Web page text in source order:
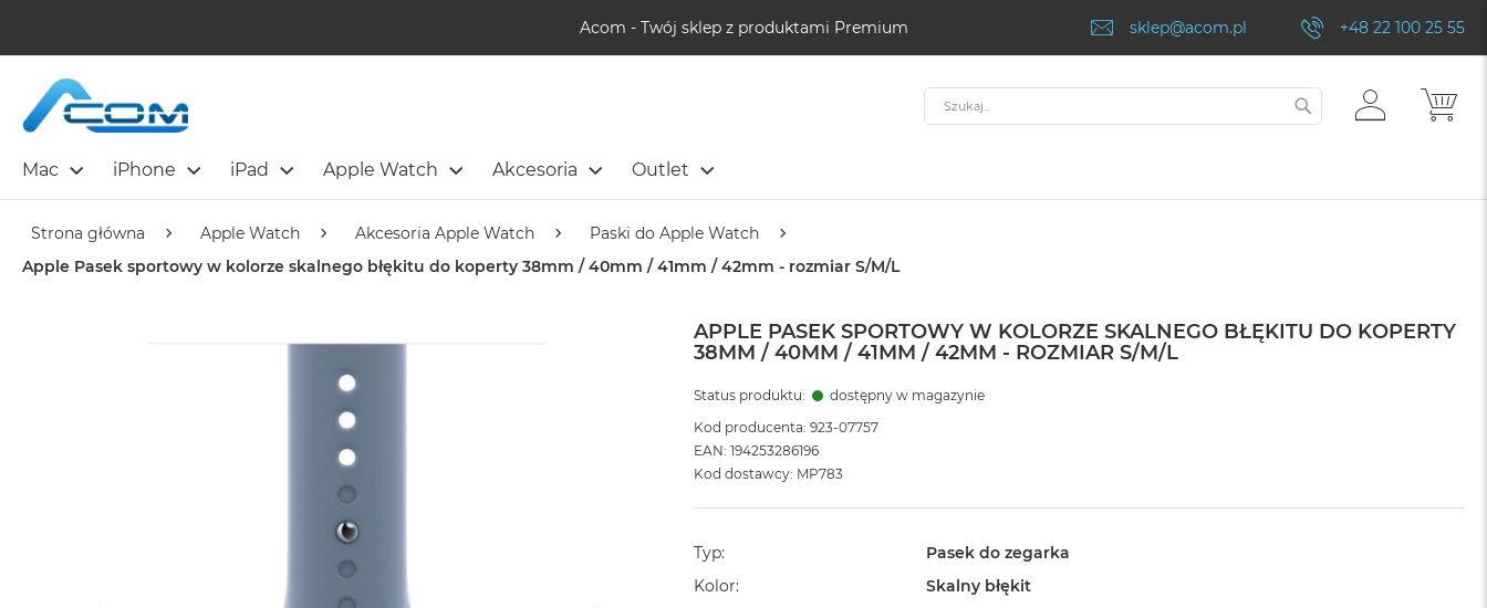
Acom - Twój sklep z produktami Premium sklep@acom.pl +48 22 100 25 55
Mac iPhone iPad Apple Watch Akcesoria Outlet
ZALOGUJ
SIĘ
Szukaj SZUKAJ
Strona główna Apple Watch Akcesoria Apple Watch
Paski do Apple Watch
Apple Pasek sportowy w kolorze skalnego błękitu do koperty 38mm / 40mm / 41mm / 42mm - rozmiar S/M/L
APPLE PASEK SPORTOWY W KOLORZE SKALNEGO BŁĘKITU DO KOPERTY
38MM / 40MM / 41MM / 42MM - ROZMIAR S/M/L
Status produktu:
dostępny w magazynie
Kod producenta: 923-07757
EAN: 194253286196
Kod dostawcy: MP783
Typ
Pasek do zegarka
Kolor
Skalny błękit